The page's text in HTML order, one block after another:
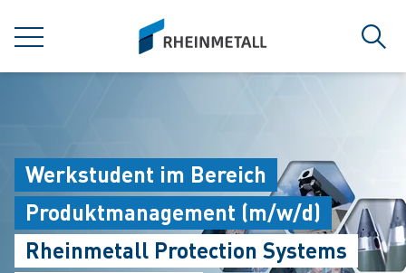
MENÜ
siteLogo
Werkstudent im Bereich
Produktmanagement (m/w/d)
Rheinmetall Protection Systems